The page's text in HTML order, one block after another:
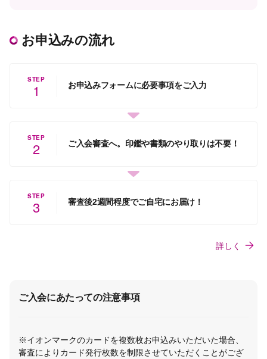
お申込みの流れ
STEP
1 お申込みフォームに必要事項をご入力
STEP
2 ご入会審査へ。印鑑や書類のやり取りは不要！
STEP
3 審査後2週間程度でご自宅にお届け！
詳しく
ご入会にあたっての注意事項
※イオンマークのカードを複数枚お申込みいただいた場合、
審査によりカード発行枚数を制限させていただくことがござ